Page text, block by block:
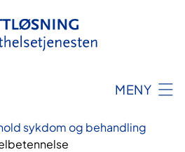
MENY
sykdom og behandling